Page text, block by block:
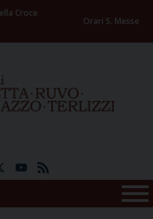
Croce
Orari S. Messe
YouTube